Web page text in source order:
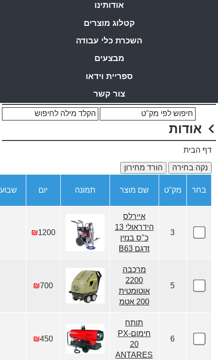
אודותינו
קטלוג מוצרים
השכרת כלי עבודה
מבצעים
ספריית וידאו
צור קשר
אודות
דף הבית
בחר מק"ט שם מוצר תמונה יום שבוע
3
איירלס
הידראולי 13
כ"ס בנזין
tדגם B63
₪1200
5
מרכבה
2200
אוטומטית
200 אטמ
₪700
6
תותח
חימום-PX
20
ANTARES
₪450